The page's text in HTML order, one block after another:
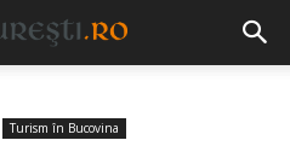
Turism în Bucovina